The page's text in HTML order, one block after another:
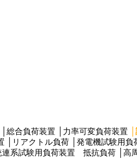
総合負荷装置 力率可変負荷装置
リアクトル負荷 発電機試験用負
連系試験用負荷装置 抵抗負荷 高